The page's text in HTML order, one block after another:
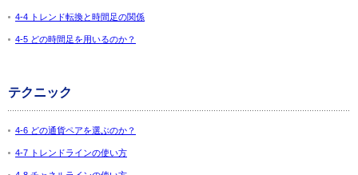
4-4 トレンド転換と時間足の関係
4-5 どの時間足を用いるのか？
テクニック
4-6 どの通貨ペアを選ぶのか？
4-7 トレンドラインの使い方